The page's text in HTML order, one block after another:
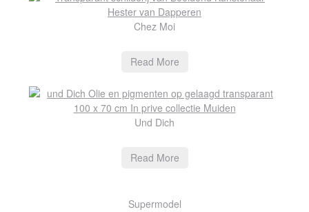
Chez Moi
Read More
Und Dich
Read More
Supermodel